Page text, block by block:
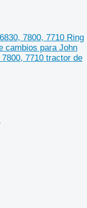
7800, 7710 Ring
cambios para John
7710 tractor de